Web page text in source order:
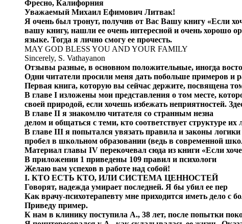
Фресно, Калифорния
Уважаемый Михаил Ефимович Литвак!
Я очень был тронут, получив от Вас Вашу книгу «Если
вашу книгу, нашли ее очень интересной и очень хорошо
языке. Тогда я лично смогу ее прочесть.
MAY GOD BLESS YOU AND YOUR FAMILY
Sincerely, S. Vathayanon
Отзывы разные, в основном положительные, иногда
Одни читатели просили меня дать побольше примеров и
Первая книга, которую вы сейчас держите, посвящена
В главе I изложены мои представления о том месте,
своей природой, если хочешь избежать неприятностей.
В главе II я знакомлю читателя со странным незна
делом и общаться с теми, кто соответствует структуре их
В главе III я попытался увязать правила и законы
пробел в школьном образовании (ведь в современной
Материал главы IV перекочевал сюда из книги «Если
В приложении 1 приведены 109 правил и психологи
Желаю вам успехов в работе над собой!
I. КТО ЕСТЬ КТО, ИЛИ СИСТЕМА ЦЕННОСТЕЙ
Говорят, надежда умирает последней. Я бы убил ее пер
Как врачу-психотерапевту мне приходится иметь дело с
Приведу пример.
К нам в клинику поступила А., 38 лет, после попытки